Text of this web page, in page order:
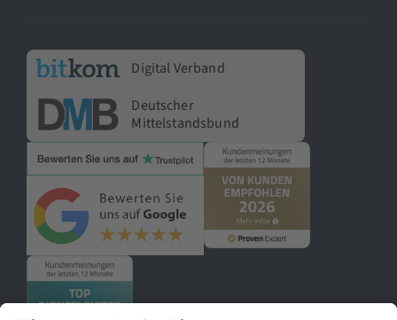
Digital Verband
Deutscher
Mittelstandsbund